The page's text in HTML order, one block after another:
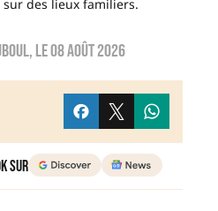
des lieux familiers.
, le08 août 2026
sur